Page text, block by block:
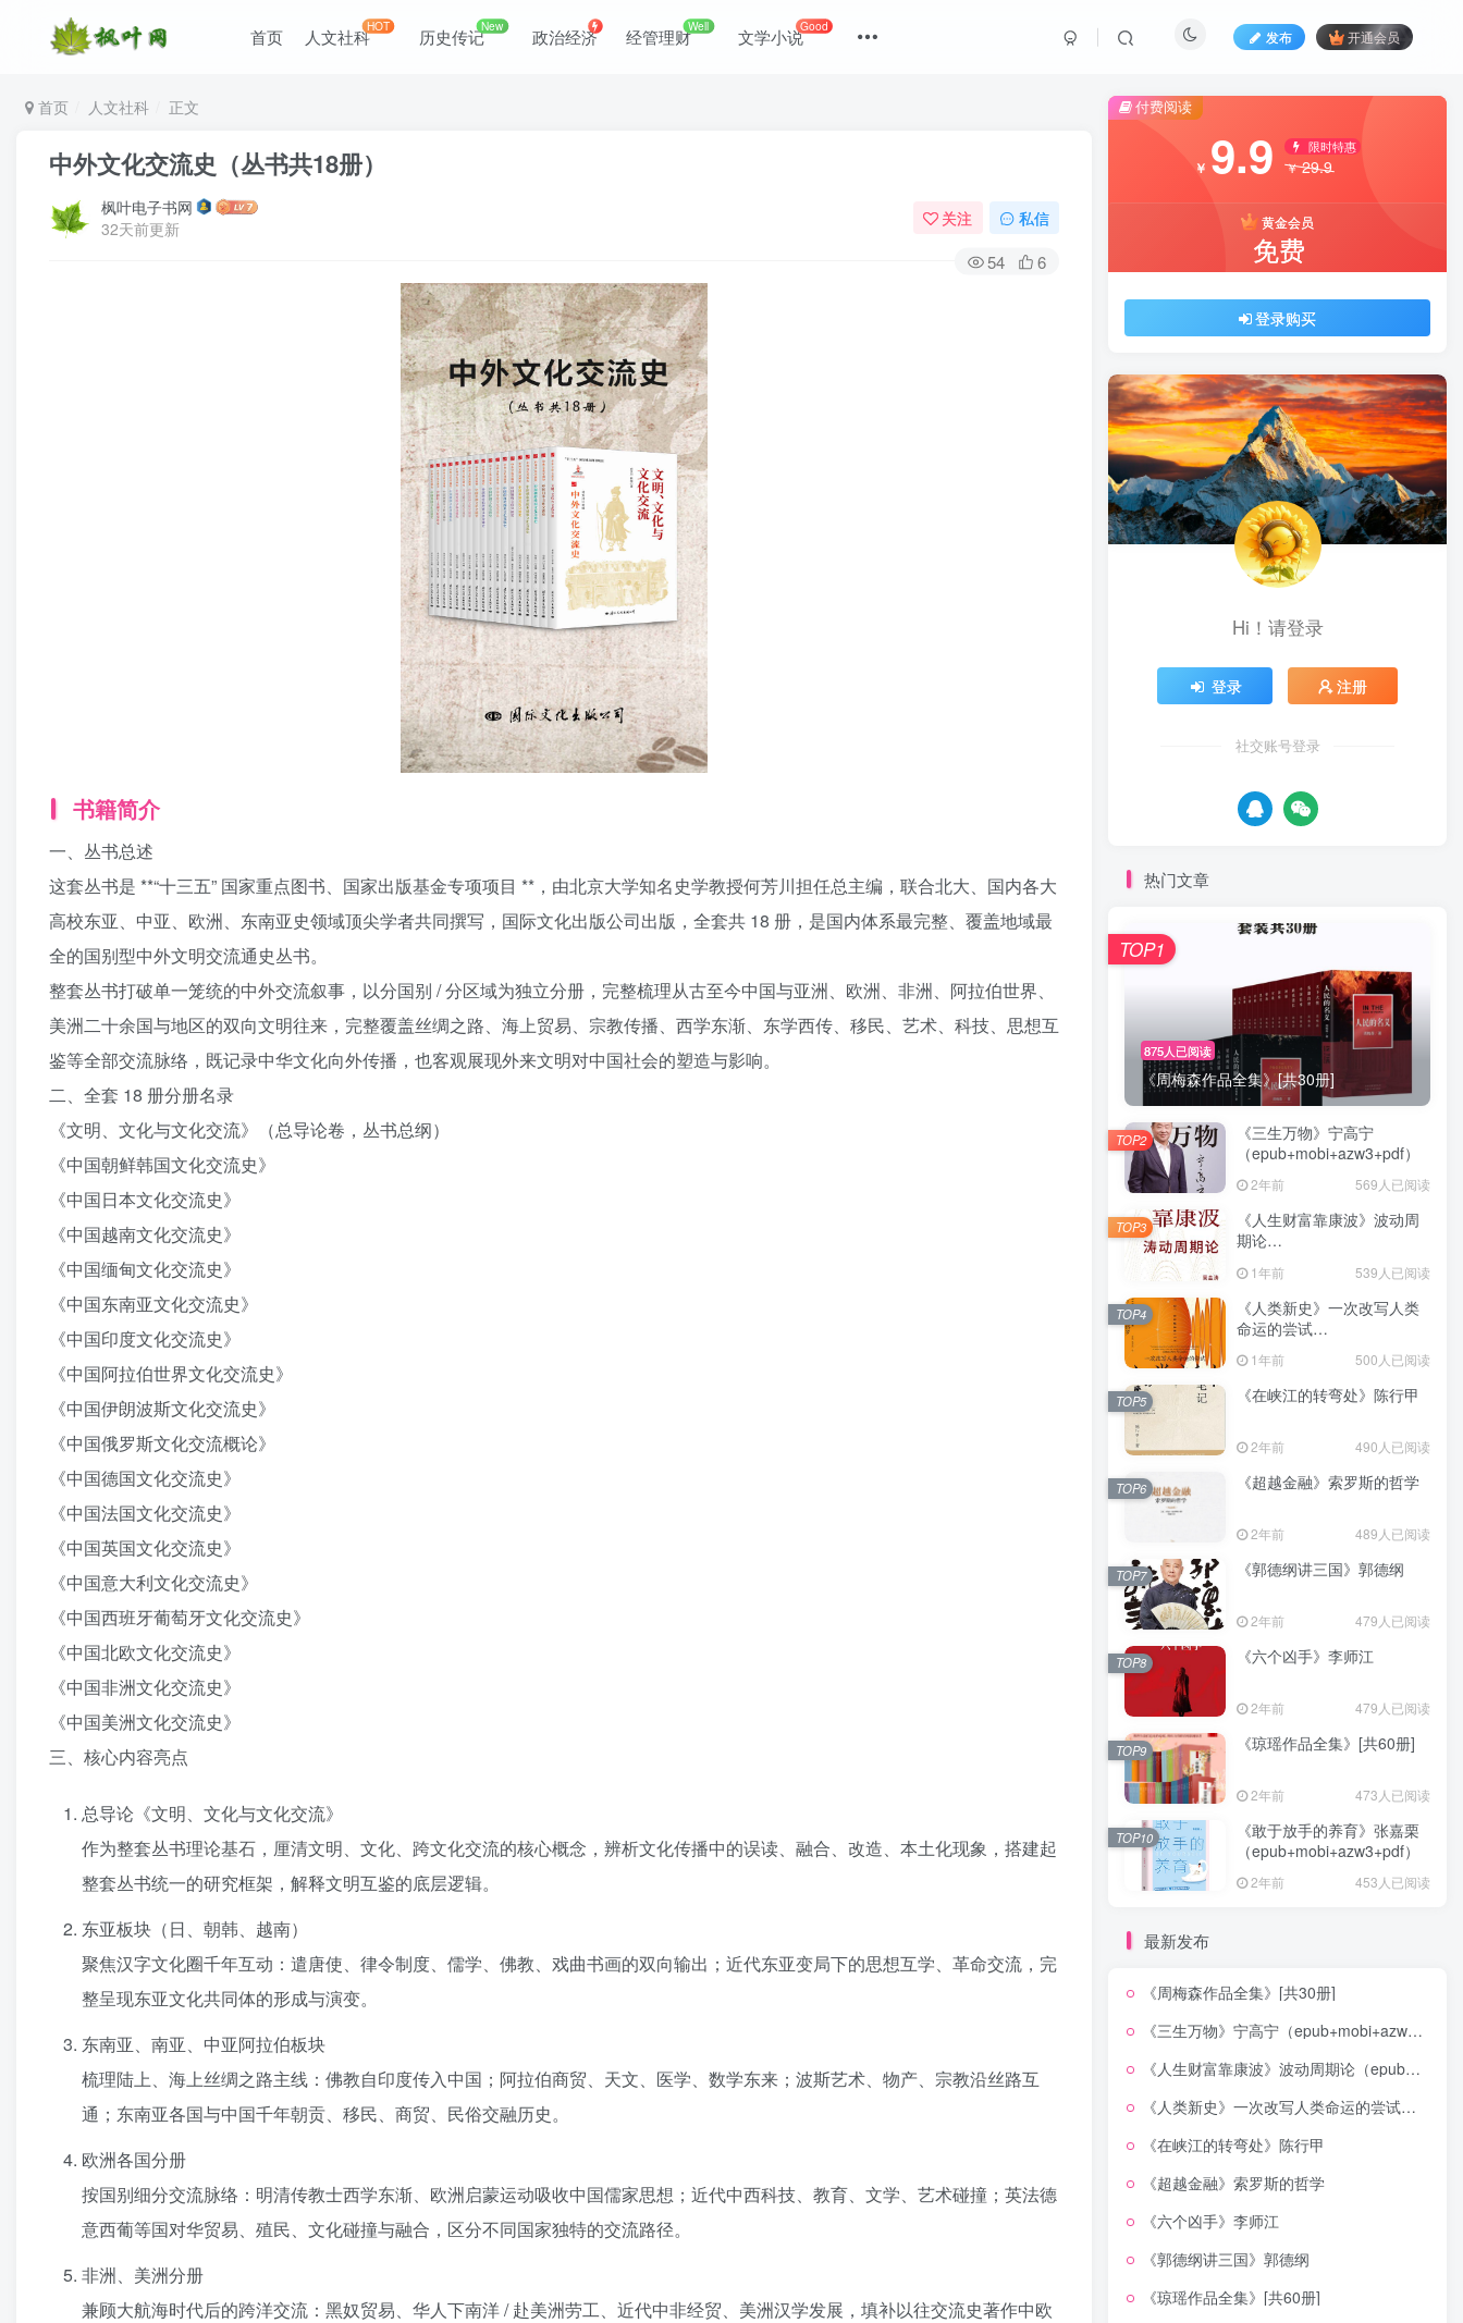
首页 人文社科HOT 历史传记New 政治经济 经管理财Well 文学小说Good
发布 开通会员
首页 人文社科 正文
中外文化交流史（丛书共18册）
枫叶电子书网
32天前更新
关注 私信
54 6
书籍简介
一、丛书总述
这套丛书是 **“十三五” 国家重点图书、国家出版基金专项项目 **，由北京大学知名史学教授何芳川担任总主编，联合北大、国内各大
高校东亚、中亚、欧洲、东南亚史领域顶尖学者共同撰写，国际文化出版公司出版，全套共 18 册，是国内体系最完整、覆盖地域最
全的国别型中外文明交流通史丛书。
整套丛书打破单一笼统的中外交流叙事，以分国别 / 分区域为独立分册，完整梳理从古至今中国与亚洲、欧洲、非洲、阿拉伯世界、
美洲二十余国与地区的双向文明往来，完整覆盖丝绸之路、海上贸易、宗教传播、西学东渐、东学西传、移民、艺术、科技、思想互
鉴等全部交流脉络，既记录中华文化向外传播，也客观展现外来文明对中国社会的塑造与影响。
二、全套 18 册分册名录
《文明、文化与文化交流》（总导论卷，丛书总纲）
《中国朝鲜韩国文化交流史》
《中国日本文化交流史》
《中国越南文化交流史》
《中国缅甸文化交流史》
《中国东南亚文化交流史》
《中国印度文化交流史》
《中国阿拉伯世界文化交流史》
《中国伊朗波斯文化交流史》
《中国俄罗斯文化交流概论》
《中国德国文化交流史》
《中国法国文化交流史》
《中国英国文化交流史》
《中国意大利文化交流史》
《中国西班牙葡萄牙文化交流史》
《中国北欧文化交流史》
《中国非洲文化交流史》
《中国美洲文化交流史》
三、核心内容亮点
总导论《文明、文化与文化交流》
作为整套丛书理论基石，厘清文明、文化、跨文化交流的核心概念，辨析文化传播中的误读、融合、改造、本土化现象，搭建起
整套丛书统一的研究框架，解释文明互鉴的底层逻辑。
东亚板块（日、朝韩、越南）
聚焦汉字文化圈千年互动：遣唐使、律令制度、儒学、佛教、戏曲书画的双向输出；近代东亚变局下的思想互学、革命交流，完
整呈现东亚文化共同体的形成与演变。
东南亚、南亚、中亚阿拉伯板块
梳理陆上、海上丝绸之路主线：佛教自印度传入中国；阿拉伯商贸、天文、医学、数学东来；波斯艺术、物产、宗教沿丝路互
通；东南亚各国与中国千年朝贡、移民、商贸、民俗交融历史。
欧洲各国分册
按国别细分交流脉络：明清传教士西学东渐、欧洲启蒙运动吸收中国儒家思想；近代中西科技、教育、文学、艺术碰撞；英法德
意西葡等国对华贸易、殖民、文化碰撞与融合，区分不同国家独特的交流路径。
非洲、美洲分册
兼顾大航海时代后的跨洋交流：黑奴贸易、华人下南洋 / 赴美洲劳工、近代中非经贸、美洲汉学发展，填补以往交流史著作中欧
付费阅读
￥ 9.9 限时特惠
￥29.9
黄金会员
免费
登录购买
Hi！请登录
登录 注册
社交账号登录
热门文章
875人已阅读
《周梅森作品全集》[共30册]
TOP1
《三生万物》宁高宁
（epub+mobi+azw3+pdf）
2年前 569人已阅读
TOP2
《人生财富靠康波》波动周
期论
1年前 539人已阅读
TOP3
《人类新史》一次改写人类
命运的尝试
1年前 500人已阅读
TOP4
《在峡江的转弯处》陈行甲
2年前 490人已阅读
TOP5
《超越金融》索罗斯的哲学
2年前 489人已阅读
TOP6
《郭德纲讲三国》郭德纲
2年前 479人已阅读
TOP7
《六个凶手》李师江
2年前 479人已阅读
TOP8
《琼瑶作品全集》[共60册]
2年前 473人已阅读
TOP9
《敢于放手的养育》张嘉栗
（epub+mobi+azw3+pdf）
2年前 453人已阅读
TOP10
最新发布
《周梅森作品全集》[共30册]
《三生万物》宁高宁（epub+mobi+azw3+pdf）
《人生财富靠康波》波动周期论（epub+mobi+azw3+pdf）
《人类新史》一次改写人类命运的尝试（epub+mobi+azw3+pdf）
《在峡江的转弯处》陈行甲
《超越金融》索罗斯的哲学
《六个凶手》李师江
《郭德纲讲三国》郭德纲
《琼瑶作品全集》[共60册]
登录
没有账号？立即注册
用户名/手机号/邮箱
登录密码
记住登录
社交账号登录